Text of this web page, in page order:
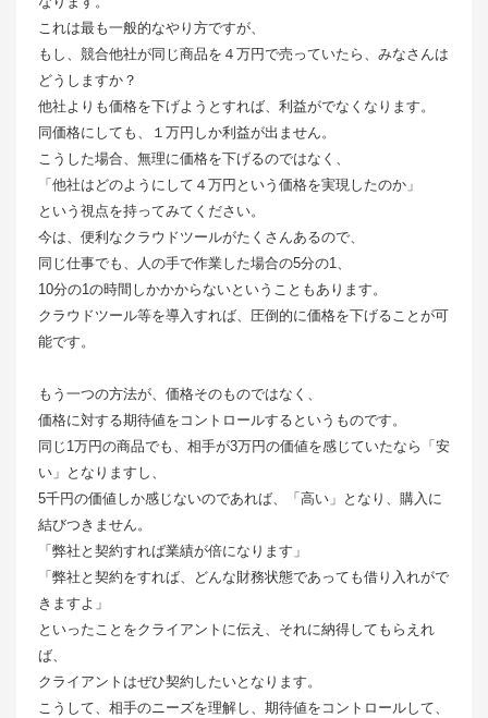
これは最も一般的なやり方ですが、
もし、競合他社が同じ商品を４万円で売っていたら、みなさんは
どうしますか？
他社よりも価格を下げようとすれば、利益がでなくなります。
同価格にしても、１万円しか利益が出ません。
こうした場合、無理に価格を下げるのではなく、
「他社はどのようにして４万円という価格を実現したのか」
という視点を持ってみてください。
今は、便利なクラウドツールがたくさんあるので、
同じ仕事でも、人の手で作業した場合の5分の1、
10分の1の時間しかかからないということもあります。
クラウドツール等を導入すれば、圧倒的に価格を下げることが可
能です。
もう一つの方法が、価格そのものではなく、
価格に対する期待値をコントロールするというものです。
同じ1万円の商品でも、相手が3万円の価値を感じていたなら「安
い」となりますし、
5千円の価値しか感じないのであれば、「高い」となり、購入に
結びつきません。
「弊社と契約すれば業績が倍になります」
「弊社と契約をすれば、どんな財務状態であっても借り入れがで
きますよ」
といったことをクライアントに伝え、それに納得してもらえれ
ば、
クライアントはぜひ契約したいとなります。
こうして、相手のニーズを理解し、期待値をコントロールして、